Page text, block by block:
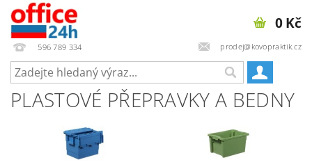
596 789 334 prodej@kovopraktik.cz
0 Kč
PLASTOVÉ PŘEPRAVKY A BEDNY